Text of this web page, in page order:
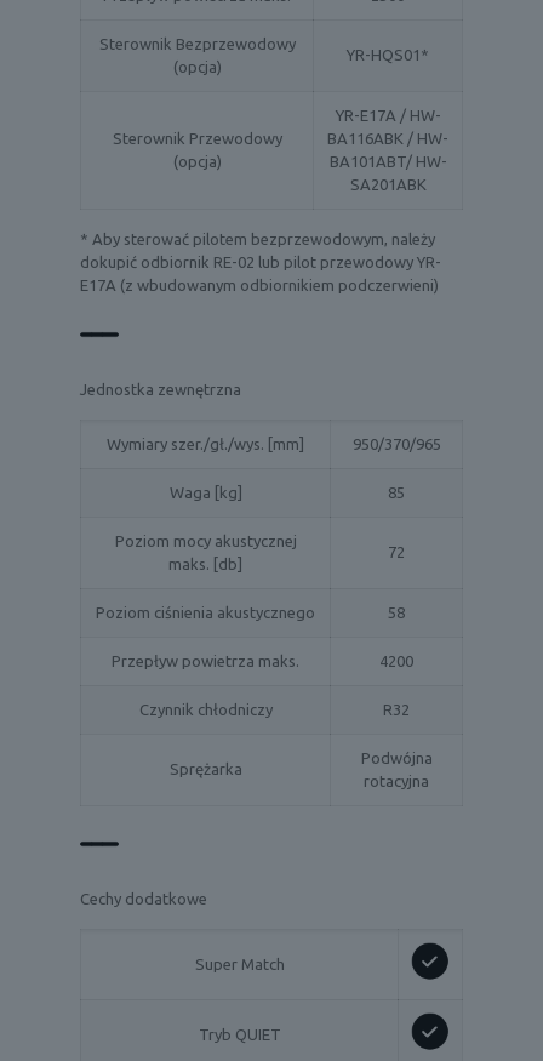
Sterownik Bezprzewodowy
(opcja)
YR-HQS01*
Sterownik Przewodowy
(opcja)
YR-E17A / HW-
BA116ABK / HW-
BA101ABT/ HW-
SA201ABK
* Aby sterować pilotem bezprzewodowym, należy
dokupić odbiornik RE-02 lub pilot przewodowy YR-
E17A (z wbudowanym odbiornikiem podczerwieni)
Jednostka zewnętrzna
Wymiary szer./gł./wys. [mm] 950/370/965
Waga [kg] 85
Poziom mocy akustycznej
maks. [db]
72
Poziom ciśnienia akustycznego 58
Przepływ powietrza maks. 4200
Czynnik chłodniczy R32
Sprężarka
Podwójna
rotacyjna
Cechy dodatkowe
Super Match
Tryb QUIET